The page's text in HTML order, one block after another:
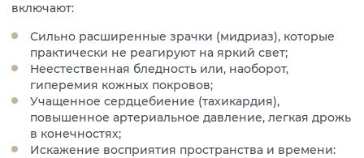
включают:
Сильно расширенные зрачки (мидриаз), которые
практически не реагируют на яркий свет;
Неестественная бледность или, наоборот,
гиперемия кожных покровов;
Учащенное сердцебиение (тахикардия),
повышенное артериальное давление, легкая дрожь
в конечностях;
Искажение восприятия пространства и времени: